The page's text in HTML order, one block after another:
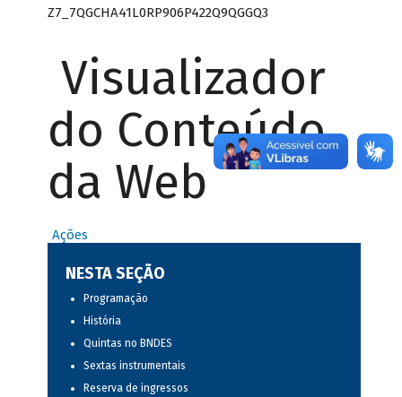
Z7_7QGCHA41L0RP906P422Q9QGGQ3
Visualizador
do Conteúdo
da Web
Ações
NESTA SEÇÃO
Programação
História
Quintas no BNDES
Sextas instrumentais
Reserva de ingressos